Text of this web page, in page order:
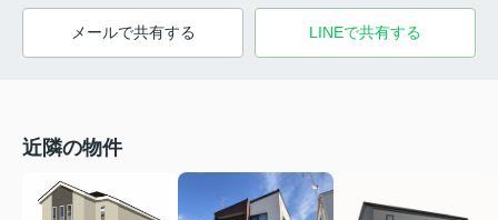
メールで共有する LINEで共有する
近隣の物件